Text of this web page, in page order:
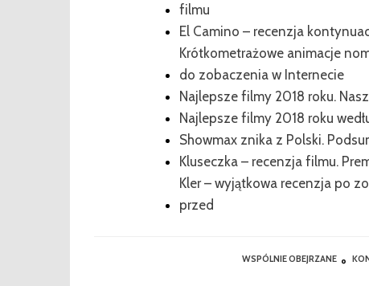
filmu
El Camino – recenzja
Krótkometrażowe animacje
do zobaczenia w Internecie
Najlepsze filmy 2018 roku.
Najlepsze filmy 2018 roku
Showmax znika z Polski.
Kluseczka – recenzja filmu.
Kler – wyjątkowa recenzja po
przed
WSPÓLNIE OBEJRZANE